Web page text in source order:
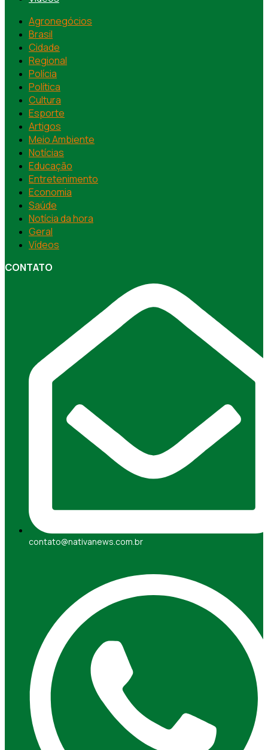
Agronegócios
Brasil
Cidade
Regional
Polícia
Política
Cultura
Esporte
Artigos
Meio Ambiente
Notícias
Educação
Entretenimento
Economia
Saúde
Notícia da hora
Geral
Vídeos
CONTATO
contato@nativanews.com.br